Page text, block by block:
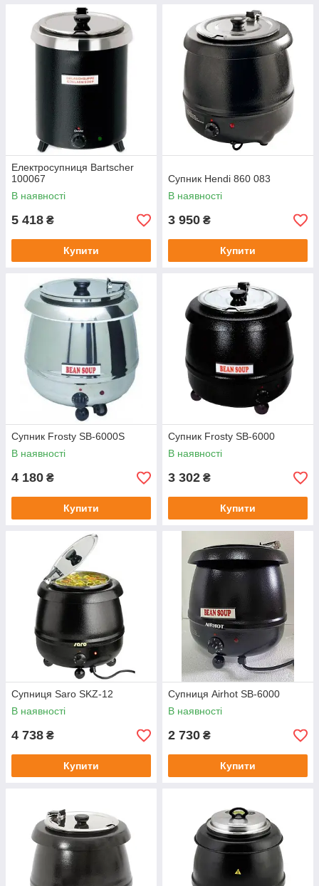
Електросупниця Bartscher
100067
В наявності
5 418 ₴
Купити
Супник Hendi 860 083
В наявності
3 950 ₴
Купити
Супник Frosty SB-6000S
В наявності
4 180 ₴
Купити
Супник Frosty SB-6000
В наявності
3 302 ₴
Купити
Супниця Saro SKZ-12
В наявності
4 738 ₴
Купити
Супниця Airhot SB-6000
В наявності
2 730 ₴
Купити